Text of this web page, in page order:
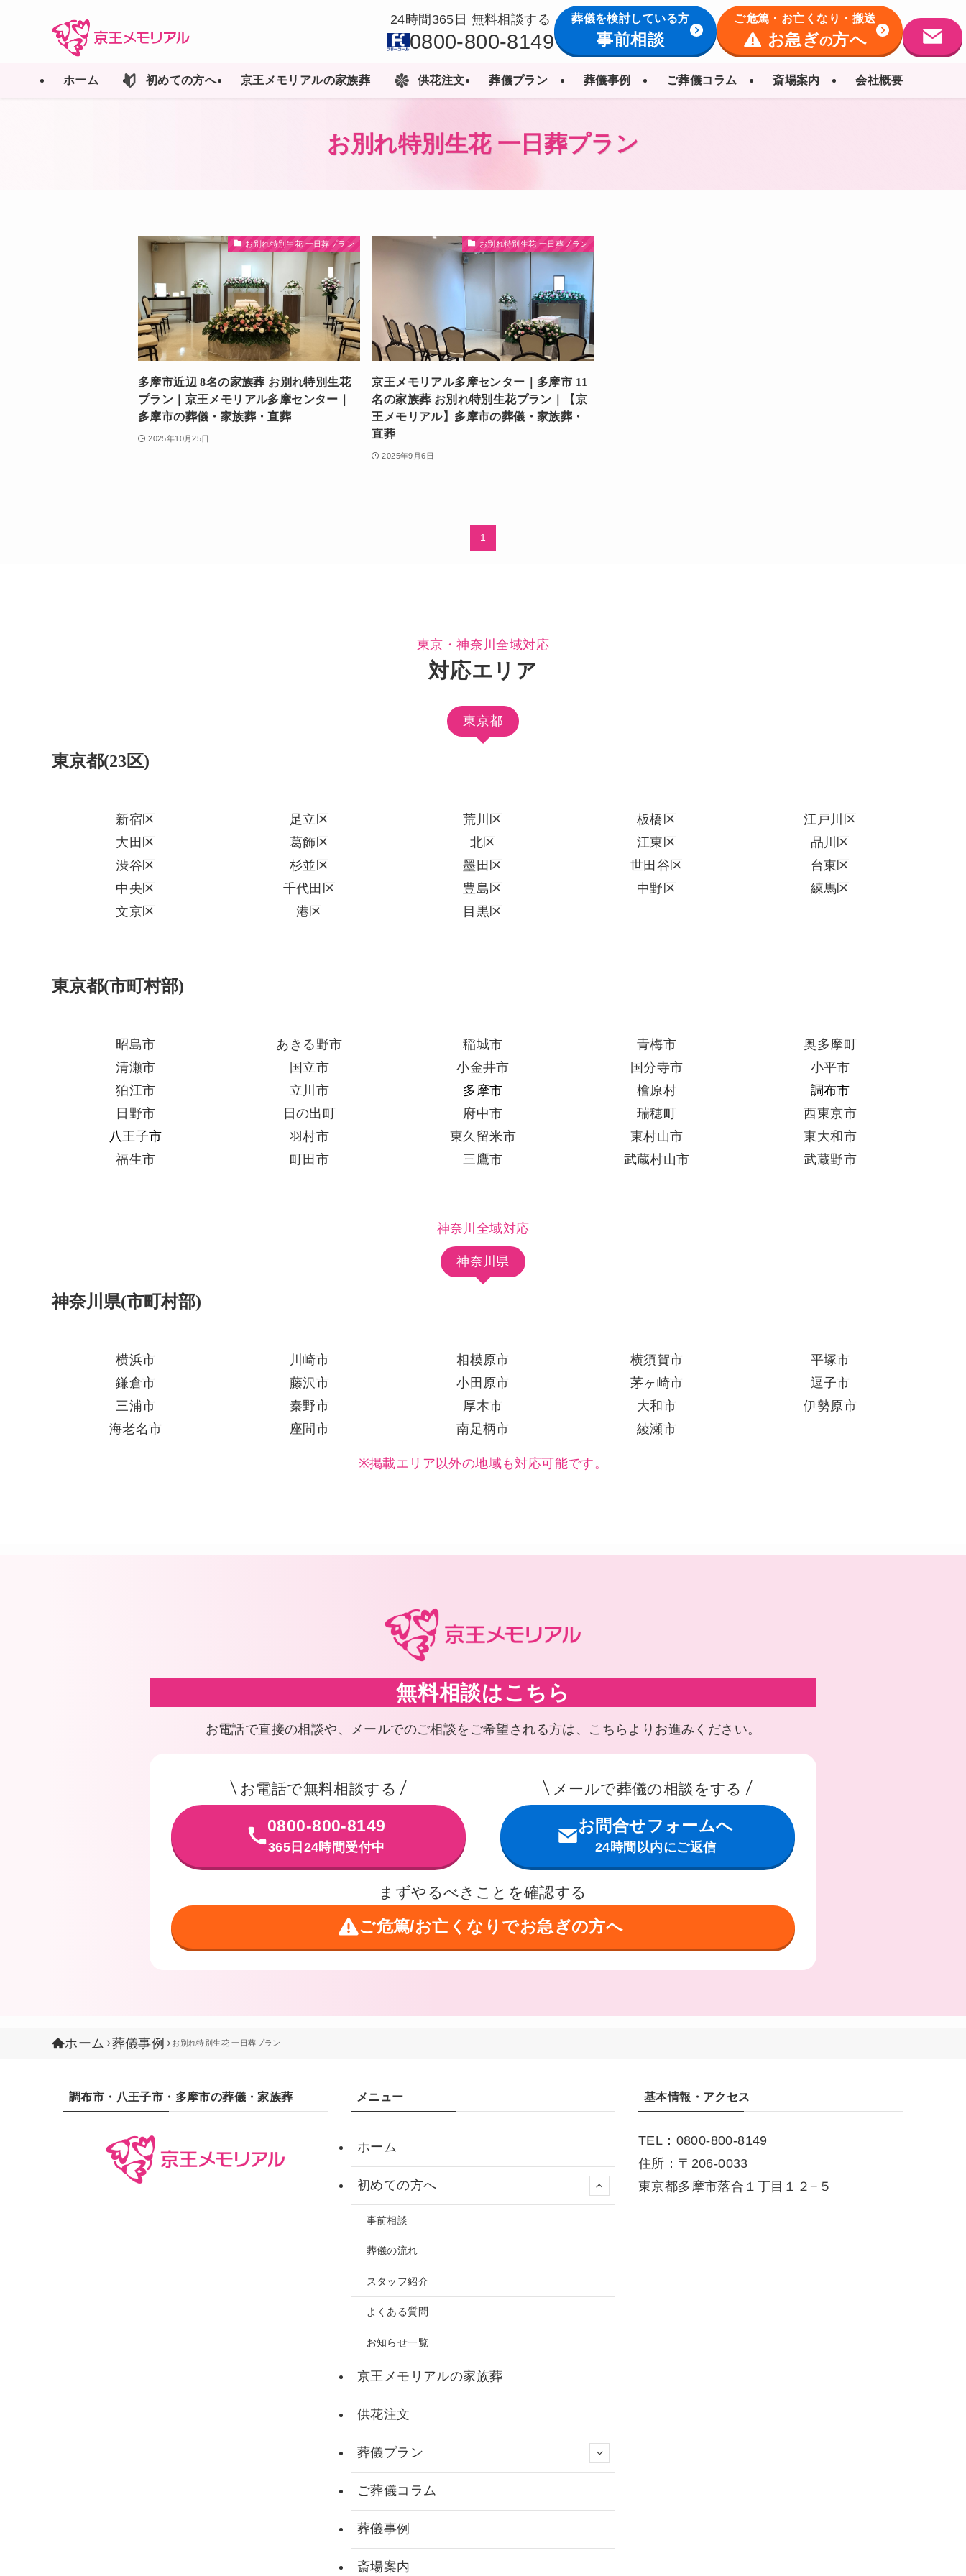
ホーム 初めての方へ 京王メモリアルの家族葬 供花注文 葬儀プラン 葬儀事例 ご葬儀コラム 斎場案内 会社概要
24時間365日 無料相談する
0800-800-8149
葬儀を検討している方
事前相談
ご危篤・お亡くなり・搬送
お急ぎの方へ
お別れ特別生花 一日葬プラン
お別れ特別生花 一日葬プラン
多摩市近辺 8名の家族葬 お別れ特別生花
プラン｜京王メモリアル多摩センター｜
多摩市の葬儀・家族葬・直葬
2025年10月25日
お別れ特別生花 一日葬プラン
京王メモリアル多摩センター｜多摩市 11
名の家族葬 お別れ特別生花プラン｜【京
王メモリアル】多摩市の葬儀・家族葬・
直葬
2025年9月6日
1
東京・神奈川全域対応
対応エリア
東京都
東京都(23区)
新宿区 足立区 荒川区 板橋区
江戸川区
大田区
葛飾区 北区 江東区
品川区
渋谷区
杉並区 墨田区 世田谷区
台東区
中央区
千代田区 豊島区 中野区
練馬区
文京区
港区 目黒区
東京都(市町村部)
昭島市 あきる野市 稲城市 青梅市
奥多摩町
清瀬市
国立市 小金井市 国分寺市
小平市
狛江市
立川市 多摩市 檜原村
調布市
日野市
日の出町 府中市 瑞穂町
西東京市
八王子市
羽村市 東久留米市 東村山市
東大和市
福生市
町田市 三鷹市 武蔵村山市 武蔵野市
神奈川全域対応
神奈川県
神奈川県(市町村部)
横浜市 川崎市 相模原市 横須賀市
平塚市
鎌倉市
藤沢市 小田原市 茅ヶ崎市
逗子市
三浦市
秦野市 厚木市 大和市
伊勢原市
海老名市
座間市 南足柄市 綾瀬市
※掲載エリア以外の地域も対応可能です。
無料相談はこちら
お電話で直接の相談や、メールでのご相談を ご希望される方は、こちらよりお進みください。
お電話で無料相談する
0800-800-8149
365日24時間受付中
メールで葬儀の相談をする
お問合せフォームへ
24時間以内にご返信
まずやるべきことを確認する
ご危篤/お亡くなりでお急ぎの方へ
ホーム 葬儀事例 お別れ特別生花 一日葬プラン
調布市・八王子市・多摩市の葬儀・家族葬 メニュー
ホーム
初めての方へ
事前相談
葬儀の流れ
スタッフ紹介
よくある質問
お知らせ一覧
京王メモリアルの家族葬
供花注文
葬儀プラン
ご葬儀コラム
葬儀事例
斎場案内
基本情報・アクセス
TEL：0800-800-8149
住所：〒206-0033
東京都多摩市落合１丁目１２−５